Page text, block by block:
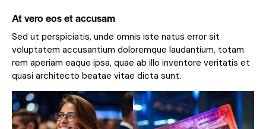
At vero eos et accusam
Sed ut perspiciatis, unde omnis iste natus error sit
voluptatem accusantium doloremque laudantium, totam
rem aperiam eaque ipsa, quae ab illo inventore veritatis et
quasi architecto beatae vitae dicta sunt.